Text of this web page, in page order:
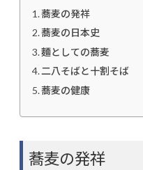
o
o
k
蕎麦の発祥
蕎麦の日本史
麵としての蕎麦
二八そばと十割そば
蕎麦の健康
蕎麦の発祥